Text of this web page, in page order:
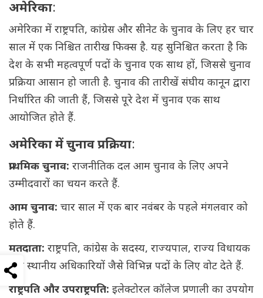
अमेरिका:
अमेरिका में राष्ट्रपति, कांग्रेस और सीनेट के चुनाव के लिए हर चार
साल में एक निश्चित तारीख फिक्स है. यह सुनिश्चित करता है कि
देश के सभी महत्वपूर्ण पदों के चुनाव एक साथ हों, जिससे चुनाव
प्रक्रिया आसान हो जाती है. चुनाव की तारीखें संघीय कानून द्वारा
निर्धारित की जाती हैं, जिससे पूरे देश में चुनाव एक साथ
आयोजित होते हैं.
अमेरिका में चुनाव प्रक्रिया:
प्राथमिक चुनाव: राजनीतिक दल आम चुनाव के लिए अपने
उम्मीदवारों का चयन करते हैं.
आम चुनाव: चार साल में एक बार नवंबर के पहले मंगलवार को
होते हैं.
मतदाता: राष्ट्रपति, कांग्रेस के सदस्य, राज्यपाल, राज्य विधायक
और स्थानीय अधिकारियों जैसे विभिन्न पदों के लिए वोट देते हैं.
राष्ट्रपति और उपराष्ट्रपति: इलेक्टोरल कॉलेज प्रणाली का उपयोग